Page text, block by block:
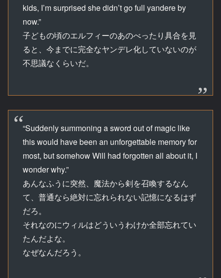
kids, I’m surprised she didn’t go full yandere by
now.”
子どもの頃のエルフィーのあのべったり具合を見
ると、今までに完全なヤンデレ化していないのが
不思議なくらいだ。
“Suddenly summoning a sword out of magic like
this would have been an unforgettable memory for
most, but somehow Will had forgotten all about it, I
wonder why.”
あんなふうに突然、魔法から剣を召喚するなん
て、普通なら絶対に忘れられない記憶になるはず
だろ。
それなのにウィルはどういうわけか全部忘れてい
たんだよな。
なぜなんだろう。